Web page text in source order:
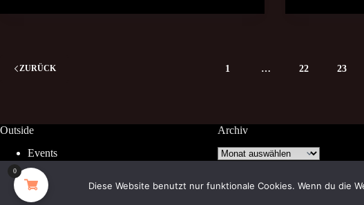
ZURÜCK 1 … 22 23
Outside
Events
Facebook
Archiv
Archiv
0
Diese Website benutzt nur funktionale Cookies. Wenn du die